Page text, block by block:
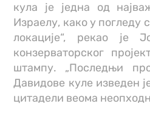
кула је једна од
Израелу, како у погледу
локације“, рекао је
конзерваторског
штампу. „Последњи
Давидове куле изведен
цитадели веома